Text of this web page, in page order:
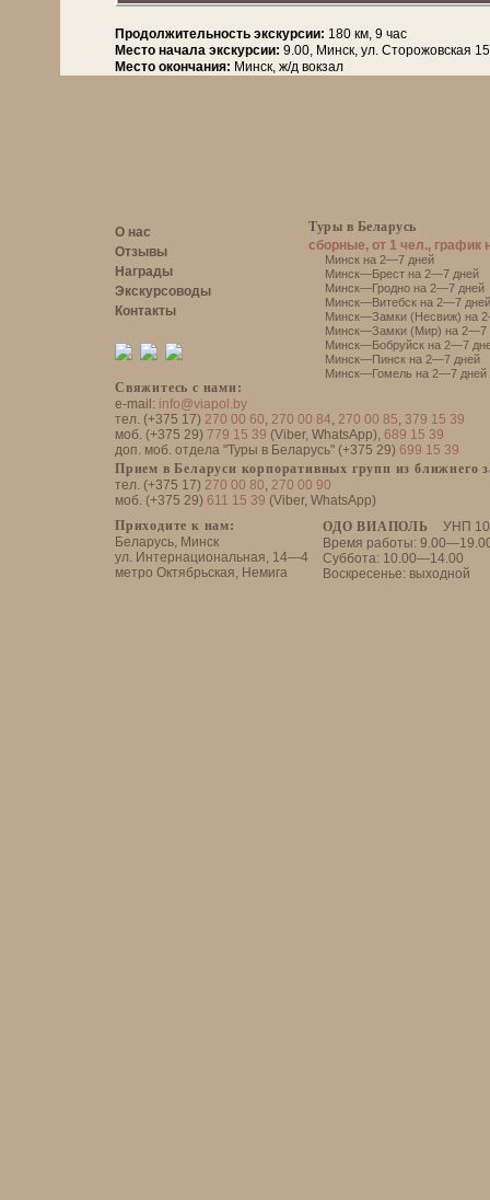
Продолжительность экскурсии: 180 км, 9 час
Место начала экскурсии: 9.00, Минск, ул. Сторожовская
Место окончания: Минск, ж/д вокзал
О нас
Отзывы
Награды
Экскурсоводы
Контакты
Свяжитесь с нами:
e-mail: info@viapol.by
тел. (+375 17) 270 00 60, 270 00 84, 270 00 85, 379 15 39
моб. (+375 29) 779 15 39 (Viber, WhatsApp), 689 15 39
доп. моб. отдела "Туры в Беларусь" (+375 29) 699 15 39
Прием в Беларуси корпоративных групп из ближнего
тел. (+375 17) 270 00 80, 270 00 90
моб. (+375 29) 611 15 39 (Viber, WhatsApp)
ОДО ВИАПОЛЬ
УНП
Время работы:
Суббота: 10.00—14.00
Воскресенье: выходной
Приходите к нам:
Беларусь, Минск
ул. Интернациональная, 14—4
метро Октябрьская, Немига
Туры в Беларусь
сборные, от 1 чел., график
Минск на 2—7 дней
Минск—Брест на 2—7 дней
Минск—Гродно на 2—7 дней
Минск—Витебск на 2—7 дней
Минск—Замки (Несвиж) на
Минск—Замки (Мир) на 2—7
Минск—Бобруйск на 2—7
Минск—Пинск на 2—7 дней
Минск—Гомель на 2—7 дней